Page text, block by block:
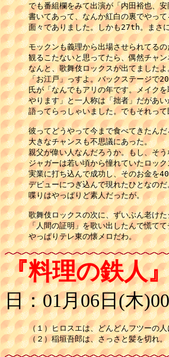
でも番組欄をみて出演が「内田裕也、
書いてあって、なんか紅白の裏でやっ
面々でありました。しかも27th。まさ
モックンも義理から出場させられてる
観るこたないと思ってたら、偶然チャ
なんと、歌舞伎ロックスが出てました
「お江戸」っすよ。バックステージで
氏が「なんでもアリの年です。メイク
やります」と一人称は「拙者」だがあ
語ってらっしゃいました。でもそれっ
彼ってどうやって今まで食べてきたん
大きなチャンスも不思議にあった。
親父が偉い人なんだろうか。もし、そ
ジャガーは若い頃から憧れていたロッ
実業に打ち込んで成功し、そのお金を
デビューにつぎ込んで現れたひとなの
喋りはやっぱりど素人だったが。
歌舞伎ロックスの次に、ずいぶん老け
「人間の証明」を歌い出したんで慌て
やっぱりテレ東の懐メロだわ。
『料理の鉄人
日：01月06日(木
（１）ヒロスエは、どんどんフツーの
（２）稲垣吾郎は、さっさと髪を切れ。